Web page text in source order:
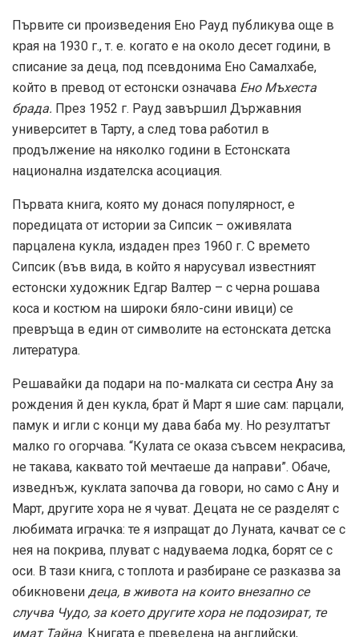
Първите си произведения Ено Рауд публикува още в
края на 1930 г., т. е. когато е на около десет години, в
списание за деца, под псевдонима Ено Самалхабе,
който в превод от естонски означава Ено Мъхеста
брада. През 1952 г. Рауд завършил Държавния
университет в Тарту, а след това работил в
продължение на няколко години в Естонската
национална издателска асоциация.
Първата книга, която му донася популярност, е
поредицата от истории за Сипсик – оживялата
парцалена кукла, издаден през 1960 г. С времето
Сипсик (във вида, в който я нарусувал известният
естонски художник Едгар Валтер – с черна рошава
коса и костюм на широки бяло-сини ивици) се
превръща в един от символите на естонската детска
литература.
Решавайки да подари на по-малката си сестра Ану за
рождения й ден кукла, брат й Март я шие сам: парцали,
памук и игли с конци му дава баба му. Но резултатът
малко го огорчава. “Кулата се оказа съвсем некрасива,
не такава, каквато той мечтаеше да направи”. Обаче,
изведнъж, куклата започва да говори, но само с Ану и
Март, другите хора не я чуват. Децата не се разделят с
любимата играчка: те я изпращат до Луната, качват се с
нея на покрива, плуват с надуваема лодка, борят се с
оси. В тази книга, с топлота и разбиране се разказва за
обикновени деца, в живота на които внезапно се
случва Чудо, за което другите хора не подозират, те
имат Тайна. Книгата е преведена на английски,